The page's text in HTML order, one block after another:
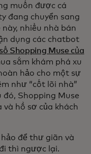
muốn được cá
đang chuyển sang
nhiều nhà bán
dụng các chatbot
Shopping Muse của
sắm khám phá xu
hảo cho một sự
như “cốt lõi nhà”
đó, Shopping Muse
hồ sơ của khách
để thư giãn và
thì ngược lại.